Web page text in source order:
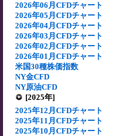
2026年06月CFDチャート
2026年05月CFDチャート
2026年04月CFDチャート
2026年03月CFDチャート
2026年02月CFDチャート
2026年01月CFDチャート
米国30種株価指数
NY金CFD
NY原油CFD
[2025年]
2025年12月CFDチャート
2025年11月CFDチャート
2025年10月CFDチャート